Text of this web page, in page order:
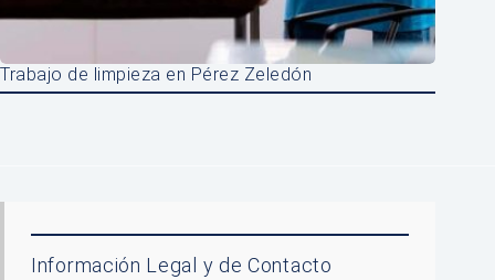
Trabajo de limpieza en Pérez Zeledón
Información Legal y de Contacto